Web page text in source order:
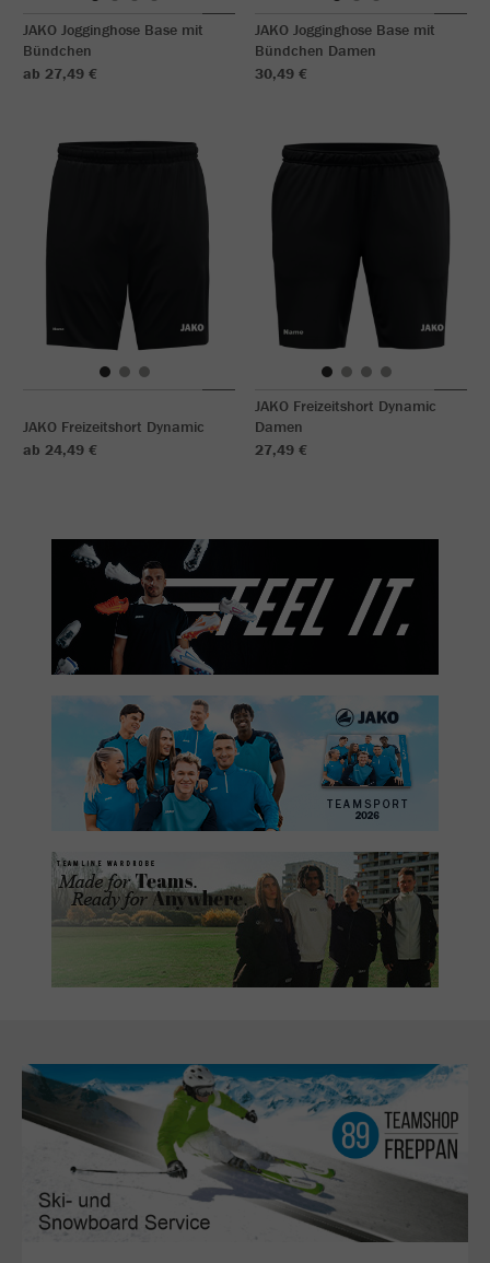
JAKO Jogginghose Base mit
Bündchen
ab 27,49 €
JAKO Jogginghose Base mit
Bündchen Damen
30,49 €
JAKO Freizeitshort Dynamic
ab 24,49 €
JAKO Freizeitshort Dynamic
Damen
27,49 €